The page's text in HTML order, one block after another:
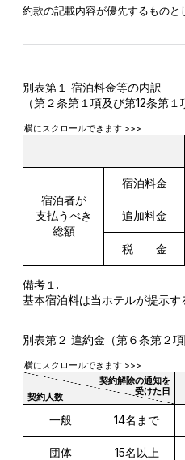
約款の記載内容が優先するものと
別表第１ 宿泊料金等の内訳
（第２条第１項及び第12条第１
横にスクロールできます >>>
宿泊者が
支払うべき
総額
宿泊料金
追加料金
税 金
備考１.
基本宿泊料は当ホテルが提示す
別表第２ 違約金（第６条第２項
横にスクロールできます >>>
契約解除の通知を
受けた日
契約人数
一般 14名まで
団体 15名以上